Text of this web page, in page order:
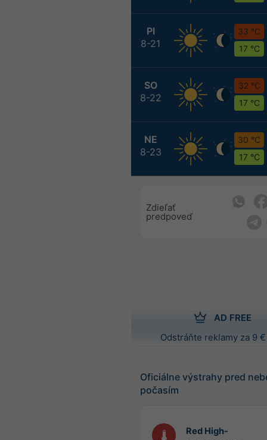
PI
8-21
33 °C
17 °C
SO
8-22
32 °C
17 °C
NE
8-23
30 °C
17 °C
Zdieľať
predpoveď
AD FREE
Odstráňte reklamy za 9
Oficiálne výstrahy pred
počasím
Red High-